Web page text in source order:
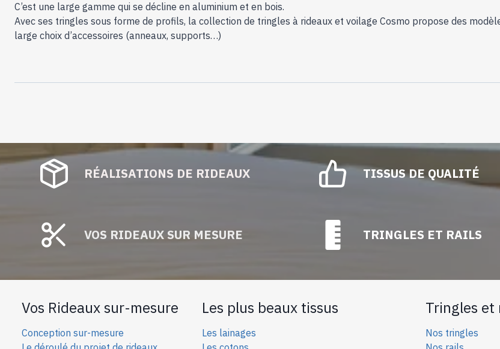
C’est une large gamme qui se décline en aluminium et en bois.
Avec ses tringles sous forme de profils, la collection de tringles à rideaux et voilage Cosmo propose des
large choix d’accessoires (anneaux, supports…)
RÉALISATIONS DE RIDEAUX
VOS RIDEAUX SUR MESURE
TISSUS DE QUALITÉ
TRINGLES ET RAILS
Vos Rideaux sur-mesure
Conception sur-mesure
Les plus beaux tissus
Les lainages
Tringles et
Nos tringles